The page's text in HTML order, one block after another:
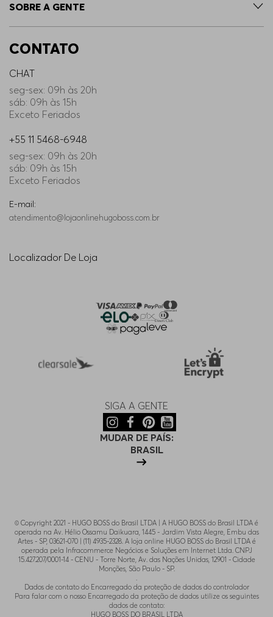
SOBRE A GENTE
CONTATO
CHAT
seg-sex: 09h às 20h
sáb: 09h às 15h
Exceto Feriados
+55 11 5468-6948
seg-sex: 09h às 20h
sáb: 09h às 15h
Exceto Feriados
E-mail:
atendimento@lojaonlinehugoboss.com.br
Localizador De Loja
SIGA A GENTE
MUDAR DE PAÍS:
BRASIL
© Copyright 2021 - HUGO BOSS do Brasil LTDA | A HUGO BOSS do Brasil LTDA é
operada na Av. Hélio Ossamu Daikuara, 1445 - Jardim Vista Alegre, Embu das
Artes - SP, 03621-070 | (11) 4935-2328. A loja online HUGO BOSS do Brasil LTDA é
operada pela Infracommerce Negócios e Soluções em Internet Ltda. CNPJ
15.427.207/0001-14 - CENU - Torre Norte, Av. das Nações Unidas, 12901 - Cidade
Monções, São Paulo - SP.
.
Dados de contato do Encarregado da proteção de dados do controlador
Para falar com o nosso Encarregado da proteção de dados utilize os seguintes
dados de contato:
HUGO BOSS DO BRASIL LTDA